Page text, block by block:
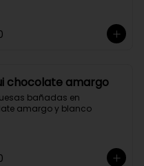
chocolate amargo
bañadas en
amargo y blanco